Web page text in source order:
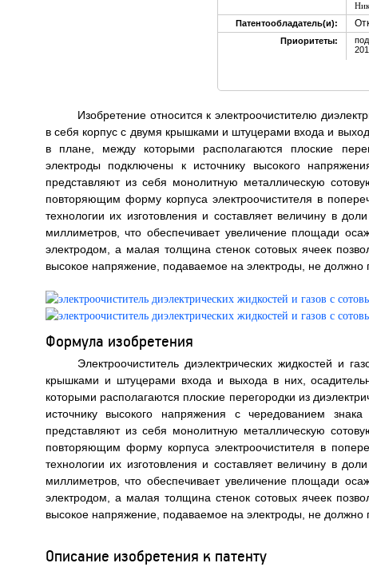
Патентообладатель(и):
Приоритеты:
Изобретение относится к электроочистителю
в себя корпус с двумя крышками и штуцерами входа и
в плане, между которыми располагаются плоские
электроды подключены к источнику высокого
представляют из себя монолитную металлическую
повторяющим форму корпуса электроочистителя в
технологии их изготовления и составляет величину в
миллиметров, что обеспечивает увеличение площади
электродом, а малая толщина стенок сотовых ячеек
высокое напряжение, подаваемое на электроды, не должно
Формула изобретения
Электроочиститель диэлектрических жидкостей и
крышками и штуцерами входа и выхода в них,
которыми располагаются плоские перегородки из
источнику высокого напряжения с чередованием
представляют из себя монолитную металлическую
повторяющим форму корпуса электроочистителя в
технологии их изготовления и составляет величину в
миллиметров, что обеспечивает увеличение площади
электродом, а малая толщина стенок сотовых ячеек
высокое напряжение, подаваемое на электроды, не должно
Описание изобретения к патенту